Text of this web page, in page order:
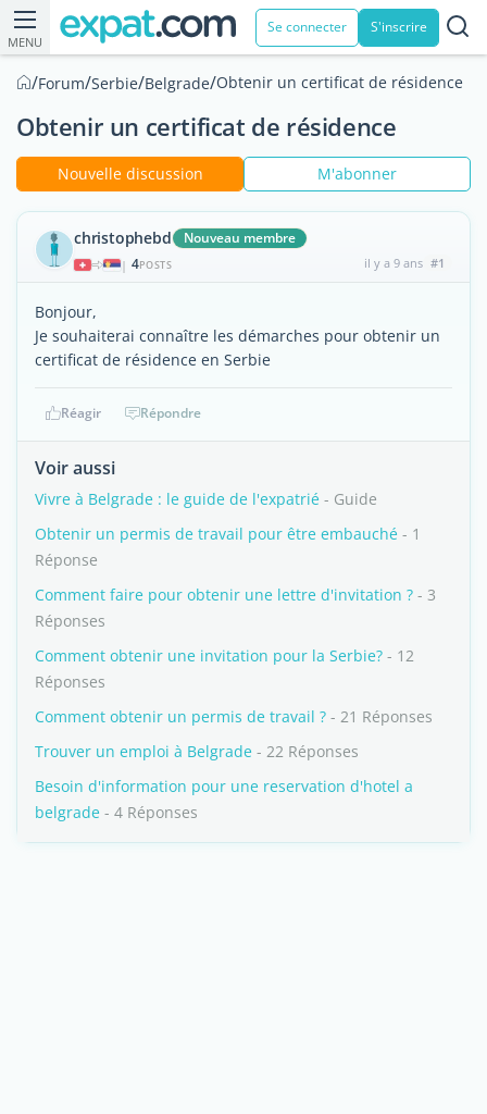
MENU
Se connecter S'inscrire
/Forum/Serbie/Belgrade/Obtenir un certificat de résidence
Obtenir un certificat de résidence
Nouvelle discussion M'abonner
christophebd Nouveau membre
| 4POSTS il y a 9 ans #1
Bonjour,
Je souhaiterai connaître les démarches pour obtenir un
certificat de résidence en Serbie
Réagir Répondre
Voir aussi
Vivre à Belgrade : le guide de l'expatrié - Guide
Obtenir un permis de travail pour être embauché - 1
Réponse
Comment faire pour obtenir une lettre d'invitation ? - 3
Réponses
Comment obtenir une invitation pour la Serbie? - 12
Réponses
Comment obtenir un permis de travail ? - 21 Réponses
Trouver un emploi à Belgrade - 22 Réponses
Besoin d'information pour une reservation d'hotel a
belgrade - 4 Réponses